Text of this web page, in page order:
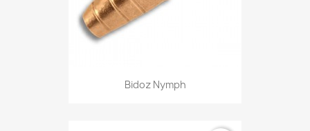
Bidoz Nymph